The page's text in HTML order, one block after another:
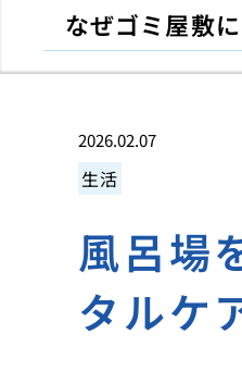
なぜゴミ屋敷
2026.02.07
生活
風呂場
タルケ